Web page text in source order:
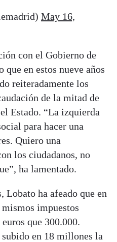
May 16,
con el Gobierno de
que en estos nueve años
reiteradamente los
de la mitad de
Estado. “La izquierda
para hacer una
Quiero una
los ciudadanos, no
ha lamentado.
Lobato ha afeado que en
impuestos
que 300.000.
en 18 millones la